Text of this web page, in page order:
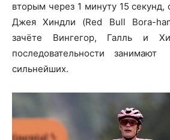
вторым через 1 минуту 15 секунд,
Джея Хиндли (Red Bull Bora-
зачёте Вингегор, Галль и
последовательности
сильнейших.